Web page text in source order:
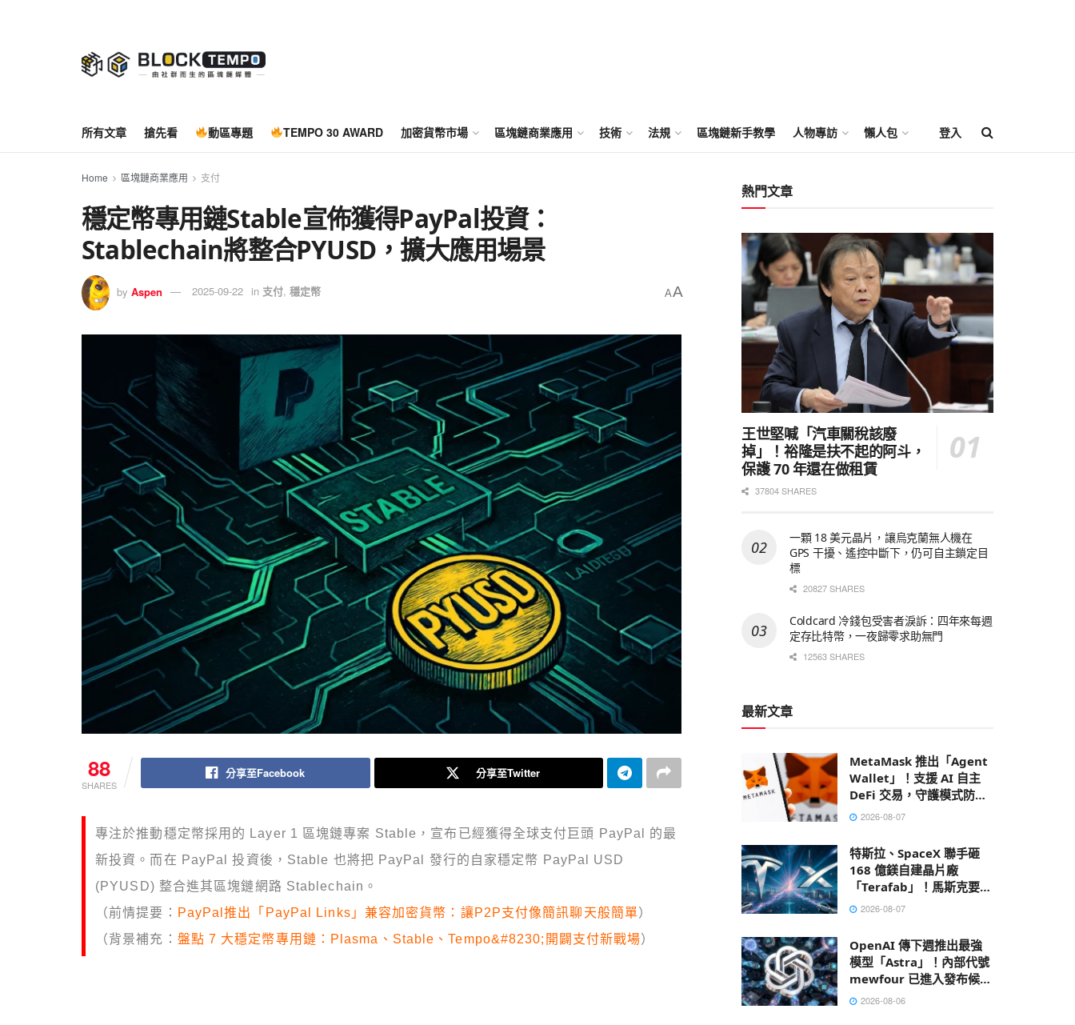
所有文章 搶先看 動區專題 TEMPO 30 AWARD 加密貨幣市場 區塊鏈商業應用 技術 法規 區塊鏈新手教學 人物專訪 懶人包 登入
Home 區塊鏈商業應用 支付
穩定幣專用鏈Stable宣佈獲得PayPal投資：
Stablechain將整合PYUSD，擴大應用場景
by Aspen 2025-09-22 in 支付, 穩定幣 AA
88
SHARES
分享至Facebook 分享至Twitter
專注於推動穩定幣採用的 Layer 1 區塊鏈專案 Stable，宣布已經獲得全球支付巨頭 PayPal 的最
新投資。而在 PayPal 投資後，Stable 也將把 PayPal 發行的自家穩定幣 PayPal USD
(PYUSD) 整合進其區塊鏈網路 Stablechain。
（前情提要： PayPal推出「PayPal Links」兼容加密貨幣：讓P2P支付像簡訊聊天般簡單）
（背景補充： 盤點 7 大穩定幣專用鏈：Plasma、Stable、Tempo&#8230;開闢支付新戰場）
熱門文章
王世堅喊「汽車關稅該廢
掉」！裕隆是扶不起的阿斗，
保護 70 年還在做租賃
37804 SHARES
一顆 18 美元晶片，讓烏克蘭無人機在
GPS 干擾、遙控中斷下，仍可自主鎖定目
標
20827 SHARES
Coldcard 冷錢包受害者淚訴：四年來每週
定存比特幣，一夜歸零求助無門
12563 SHARES
最新文章
MetaMask 推出「Agent
Wallet」！支援 AI 自主
DeFi 交易，守護模式防禦
鏈上風險
2026-08-07
特斯拉、SpaceX 聯手砸
168 億鎂自建晶片廠
「Terafab」！馬斯克要打
造地表最大建築
2026-08-07
OpenAI 傳下週推出最強
模型「Astra」！內部代號
mewfour 已進入發布候選
階段2026-08-06